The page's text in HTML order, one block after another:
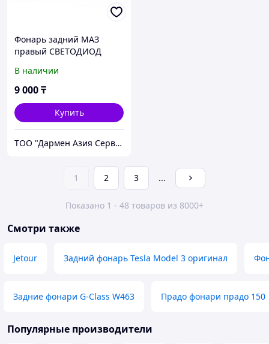
Фонарь задний МАЗ
правый СВЕТОДИОД
АвтоЭлектрика
В наличии
9 000₸
Купить
ТОО "Дармен Азия Сервис"
1 2 3 ...
Показано 1 - 48 товаров из 8000+
Смотри также
Jetour Задний фонарь Tesla Model 3 оригинал
Задние фонари G-Class W463 Прадо фонари прадо 150
Популярные производители